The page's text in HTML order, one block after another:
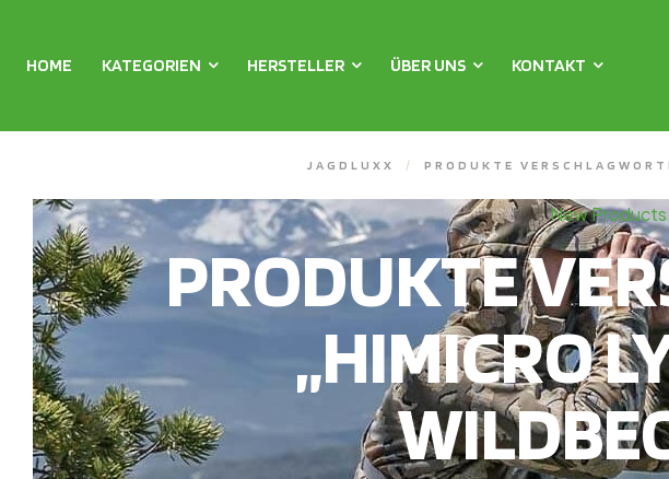
HOME KATEGORIEN HERSTELLER ÜBER UNS KONTAKT
JAGDLUXX / PRODUKTE
New Products
PRODUKTE
„HIMICRO